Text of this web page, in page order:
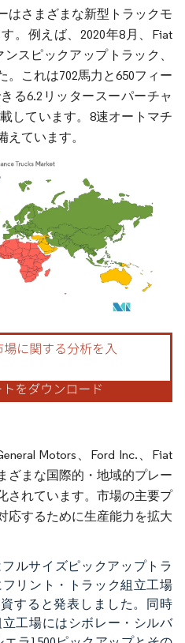
はさまざまな新型トラックモ
。例えば、2020年8月、Fiat
スピックアップトラック、
。これは702馬力と650フィー
る6.2リッタースーパーチャ
しています。8速オートマチ
えています。
はCC BY 4.0の表示が必要です。
Motors、Ford Inc.、Fiat
ざまな国際的・地域的プレー
されています。市場の主要プ
応するために生産能力を拡大
フルサイズピックアップトラ
リント・トラック組立工場
すると発表しました。同時
工場にはシボレー・シルバ